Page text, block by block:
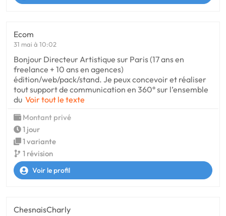
Ecom
31 mai à 10:02
Bonjour Directeur Artistique sur Paris (17 ans en
freelance + 10 ans en agences)
édition/web/pack/stand. Je peux concevoir et réaliser
tout support de communication en 360° sur l’ensemble
du Voir tout le texte
Montant privé
1 jour
1 variante
1 révision
Voir le profil
ChesnaisCharly